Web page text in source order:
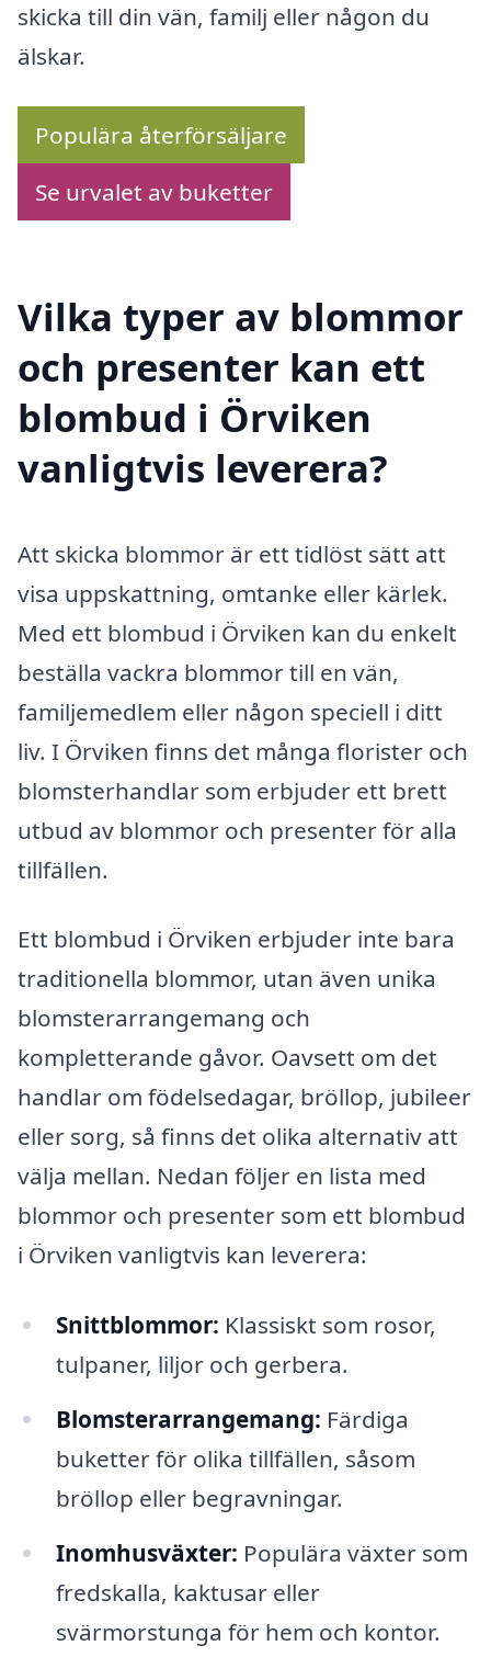
skicka till din vän, familj eller någon du
älskar.
Populära återförsäljare
Se urvalet av buketter
Vilka typer av blommor
och presenter kan ett
blombud i Örviken
vanligtvis leverera?
Att skicka blommor är ett tidlöst sätt att
visa uppskattning, omtanke eller kärlek.
Med ett blombud i Örviken kan du enkelt
beställa vackra blommor till en vän,
familjemedlem eller någon speciell i ditt
liv. I Örviken finns det många florister och
blomsterhandlar som erbjuder ett brett
utbud av blommor och presenter för alla
tillfällen.
Ett blombud i Örviken erbjuder inte bara
traditionella blommor, utan även unika
blomsterarrangemang och
kompletterande gåvor. Oavsett om det
handlar om födelsedagar, bröllop, jubileer
eller sorg, så finns det olika alternativ att
välja mellan. Nedan följer en lista med
blommor och presenter som ett blombud
i Örviken vanligtvis kan leverera:
Snittblommor: Klassiskt som rosor,
tulpaner, liljor och gerbera.
Blomsterarrangemang: Färdiga
buketter för olika tillfällen, såsom
bröllop eller begravningar.
Inomhusväxter: Populära växter som
fredskalla, kaktusar eller
svärmorstunga för hem och kontor.